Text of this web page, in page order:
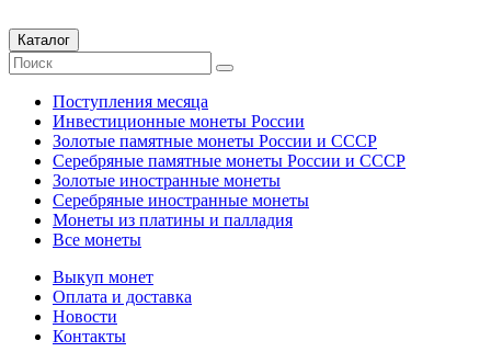
Каталог
Поступления месяца
Инвестиционные монеты России
Золотые памятные монеты России и СССР
Серебряные памятные монеты России и СССР
Золотые иностранные монеты
Серебряные иностранные монеты
Монеты из платины и палладия
Все монеты
Выкуп монет
Оплата и доставка
Новости
Контакты